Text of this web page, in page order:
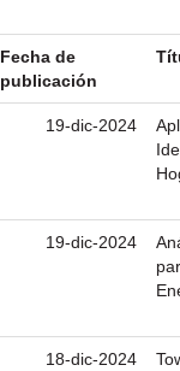
Fecha de
publicación
19-dic-2024
19-dic-2024
18-dic-2024